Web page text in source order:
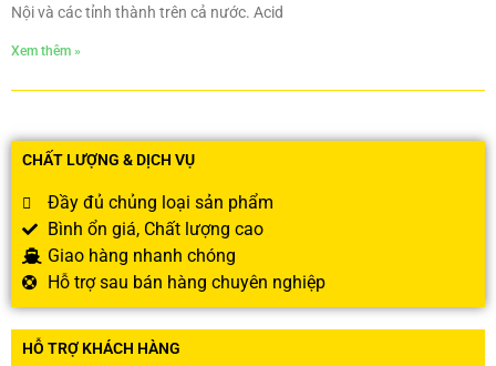
Nội và các tỉnh thành trên cả nước. Acid
Xem thêm »
CHẤT LƯỢNG & DỊCH VỤ
Đầy đủ chủng loại sản phẩm
Bình ổn giá, Chất lượng cao
Giao hàng nhanh chóng
Hỗ trợ sau bán hàng chuyên nghiệp
HỖ TRỢ KHÁCH HÀNG